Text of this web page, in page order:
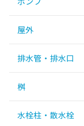
屋外
排水管・排水口
桝
水栓柱・散水栓